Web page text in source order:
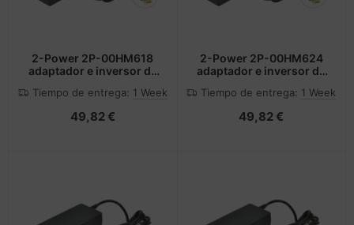
2-Power 2P-00HM618
adaptador e inversor de
Tiempo de entrega: 1 Week
49,82 €
2-Power 2P-00HM624
adaptador e inversor de
Tiempo de entrega: 1 Week
49,82 €